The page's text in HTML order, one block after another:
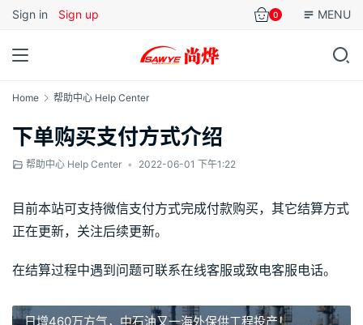
Sign in Sign up 0 MENU
Home 帮助中心 Help Center
下单购买支付方式介绍
帮助中心 Help Center • 2022-06-01 下午1:22
目前本站可支持微信支付方式完成付款购买，其它结算方式
正在更新，关注后续更新。
在结算过程中遇到问题可联系在线客服或致电客服电话。
日增460万方气，中石油又一海外保供工程投产！